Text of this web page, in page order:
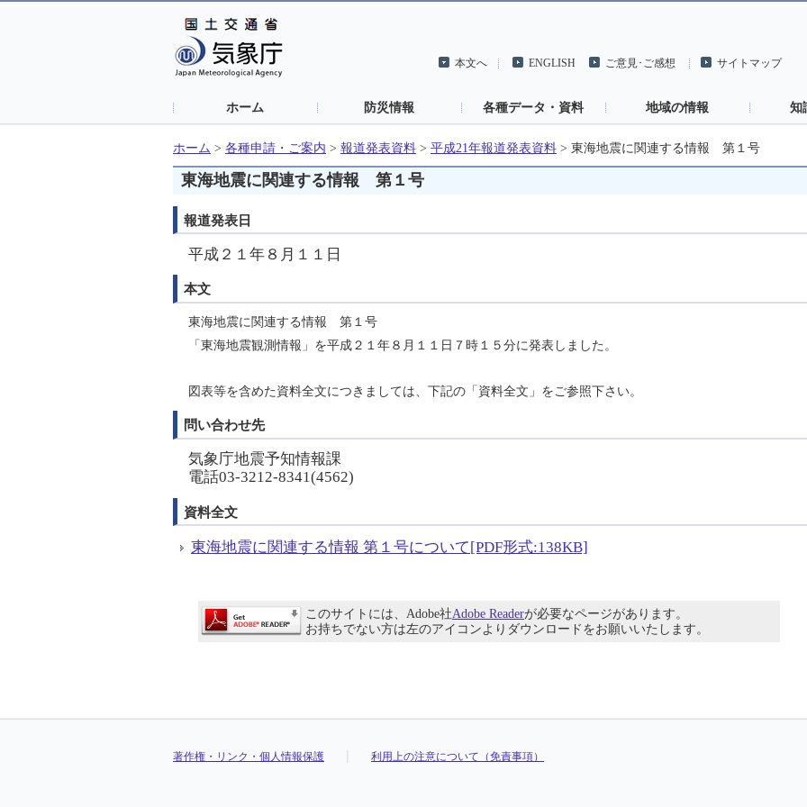
本文へ ENGLISH ご意見･ご感想 サイトマップ
ホーム 防災情報 各種データ・資料 地域の情報 知
ホーム > 各種申請・ご案内 > 報道発表資料 > 平成21年報道発表資料 > 東海地震に関連する情報 第１号
東海地震に関連する情報 第１号
報道発表日
平成２１年８月１１日
本文
東海地震に関連する情報 第１号
「東海地震観測情報」を平成２１年８月１１日７時１５分に発表しました。
図表等を含めた資料全文につきましては、下記の「資料全文」をご参照下さい。
問い合わせ先
気象庁地震予知情報課
電話03-3212-8341(4562)
資料全文
東海地震に関連する情報 第１号について[PDF形式:138KB]
このサイトには、Adobe社Adobe Readerが必要なページがあります。
お持ちでない方は左のアイコンよりダウンロードをお願いいたします。
著作権・リンク・個人情報保護 利用上の注意について（免責事項）